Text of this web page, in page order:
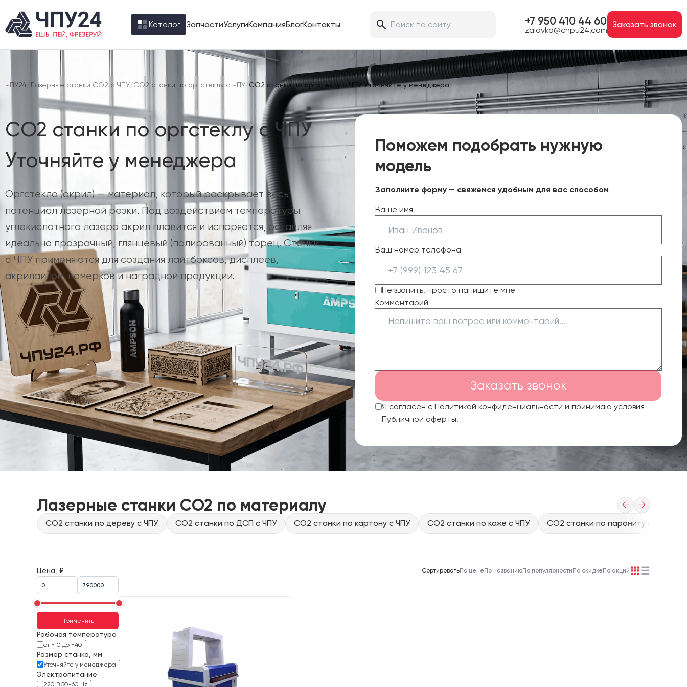
Каталог ЗапчастиУслугиКомпанияБлогКонтакты +7 950 410 44 60
zaiavka@chpu24.com
Заказать звонок
ЧПУ24/Лазерные станки CO2 с ЧПУ/CO2 станки по оргстеклу с ЧПУ/CO2 станки по оргстеклу с ЧПУ Уточняйте у менеджера
CO2 станки по оргстеклу с ЧПУ
Уточняйте у менеджера
Оргстекло (акрил) — материал, который раскрывает весь
потенциал лазерной резки. Под воздействием температуры
углекислотного лазера акрил плавится и испаряется, оставляя
идеально прозрачный, глянцевый (полированный) торец. Станки
с ЧПУ применяются для создания лайтбоксов, дисплеев,
акрилайтов, номерков и наградной продукции.
Поможем подобрать нужную
модель
Заполните форму — свяжемся удобным для вас способом
Ваше имя
Ваш номер телефона
Не звонить, просто напишите мне
Комментарий
Заказать звонок
Я согласен с Политикой конфиденциальности и принимаю условия
Публичной оферты.
Лазерные станки CO2 по материалу ← →
CO2 станки по дереву с ЧПУ CO2 станки по ДСП с ЧПУ CO2 станки по картону с ЧПУ CO2 станки по коже с ЧПУ CO2 станки по парониту с ЧПУ
Цена, ₽
Применить
Рабочая температура
от +10 до +40 1
Размер станка, мм
Уточняйте у менеджера 1
Электропитание
220 В 50-60 Hz 1
СортироватьПо ценеПо названиюПо популярностиПо скидкеПо акции